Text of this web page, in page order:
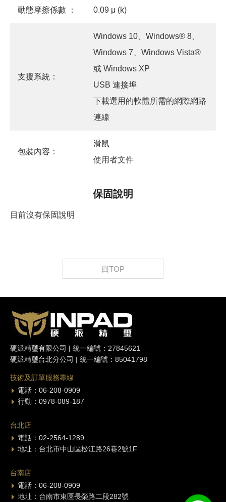
動態摩擦係數 ： 0.09 μ (k)
支援系統：
Windows 10、Windows® 8、
Windows 7、Windows Vista®
或 Windows XP
USB 連接埠
下載選用的軟體所需的網際網路
連線
包裝內容：
滑鼠
使用者文件
保固說明
目前沒有保固說明
回TOP
硬派精璽有限公司 | 統一編號：27845621
硬派精璽台北分公司 | 統一編號：85041798
技術及訂單服務專線
電話：06-208-0909
行動：0978-089-187
台北店
電話：02-2564-1289
地址：台北市中山區松江路26巷2號1F
台南店
電話：06-208-0909
地址：台南市東區長榮路二段282號